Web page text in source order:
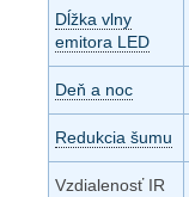
Dĺžka vlny
emitora LED
Deň a noc
Redukcia šumu
Vzdialenosť IR